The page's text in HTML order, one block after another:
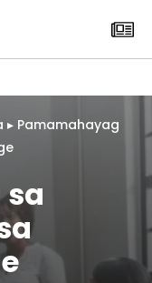
▸ Pamamahayag